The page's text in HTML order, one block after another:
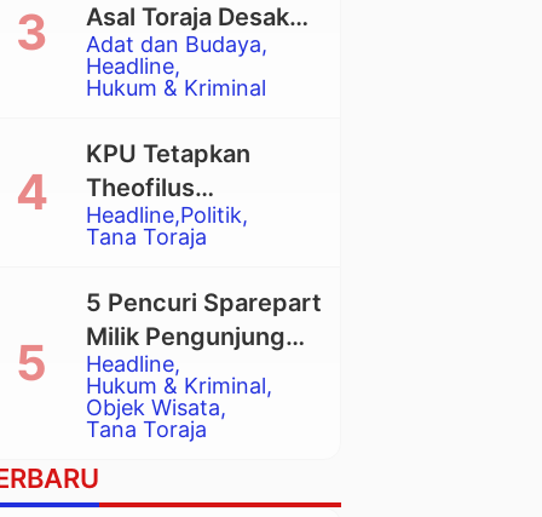
Adat dan Budaya
Headline
Hukum & Kriminal
Asal Toraja Desak
Mahkamah Agung
Larang Penggunaan
Eksekusi Rumah
Adat Tongkonan
Headline Politik
Tana Toraja
KPU Tetapkan
Theofilus
Allorerung dan
Zadrak Tombe
sebagai Bupati dan
Wakil Bupati Tana
Toraja Terpilih
Headline
Hukum & Kriminal
Objek Wisata
Tana Toraja
5 Pencuri Sparepart
Milik Pengunjung
Objek Wisata
Pango-Pango
Ditangkap Polisi